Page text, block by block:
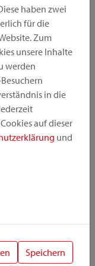
haben zwei
für die
Zum
unsere Inhalte
werden
in die
auf dieser
und
Speichern